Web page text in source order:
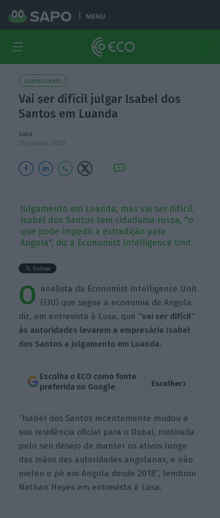
MENU
Luanda Leaks
Vai ser difícil julgar Isabel dos
Santos em Luanda
Lusa
25 Janeiro 2020
Julgamento em Luanda, mas vai ser difícil.
Isabel dos Santos tem cidadania russa, "o
que pode impedir a extradição para
Angola", diz a Economist Intelligence Unit.
O analista da Economist Intelligence Unit
(EIU) que segue a economia de Angola
diz, em entrevista à Lusa, que “vai ser difícil”
às autoridades levarem a empresária Isabel
dos Santos a julgamento em Luanda.
Escolha o ECO como fonte
preferida no Google
Escolher›
“Isabel dos Santos recentemente mudou a
sua residência oficial para o Dubai, motivada
pelo seu desejo de manter os ativos longe
das mãos das autoridades angolanas, e não
meteu o pé em Angola desde 2018”, lembrou
Nathan Hayes em entrevista à Lusa.